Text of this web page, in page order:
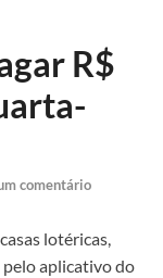
R$
comentário
lotéricas,
pelo aplicativo do